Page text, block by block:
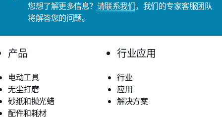
您想了解更多信息？ 请联系我们，我们的专家客服团队
将解答您的问题。
产品
电动工具
无尘打磨
砂纸和抛光蜡
配件和耗材
行业应用
行业
应用
解决方案